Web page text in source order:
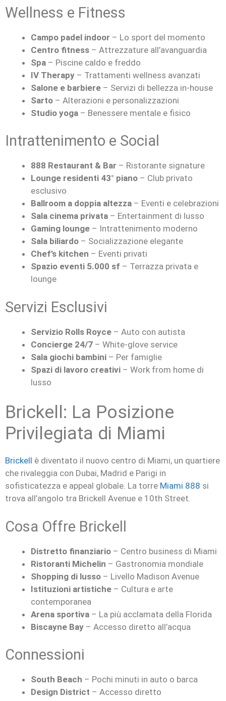
Wellness e Fitness
Campo padel indoor – Lo sport del momento
Centro fitness – Attrezzature all’avanguardia
Spa – Piscine caldo e freddo
IV Therapy – Trattamenti wellness avanzati
Salone e barbiere – Servizi di bellezza in-house
Sarto – Alterazioni e personalizzazioni
Studio yoga – Benessere mentale e fisico
Intrattenimento e Social
888 Restaurant & Bar – Ristorante signature
Lounge residenti 43° piano – Club privato
esclusivo
Ballroom a doppia altezza – Eventi e celebrazioni
Sala cinema privata – Entertainment di lusso
Gaming lounge – Intrattenimento moderno
Sala biliardo – Socializzazione elegante
Chef’s kitchen – Eventi privati
Spazio eventi 5.000 sf – Terrazza privata e
lounge
Servizi Esclusivi
Servizio Rolls Royce – Auto con autista
Concierge 24/7 – White-glove service
Sala giochi bambini – Per famiglie
Spazi di lavoro creativi – Work from home di
lusso
Brickell: La Posizione
Privilegiata di Miami
Brickell è diventato il nuovo centro di Miami, un quartiere
che rivaleggia con Dubai, Madrid e Parigi in
sofisticatezza e appeal globale. La torre Miami 888 si
trova all’angolo tra Brickell Avenue e 10th Street.
Cosa Offre Brickell
Distretto finanziario – Centro business di Miami
Ristoranti Michelin – Gastronomia mondiale
Shopping di lusso – Livello Madison Avenue
Istituzioni artistiche – Cultura e arte
contemporanea
Arena sportiva – La più acclamata della Florida
Biscayne Bay – Accesso diretto all’acqua
Connessioni
South Beach – Pochi minuti in auto o barca
Design District – Accesso diretto